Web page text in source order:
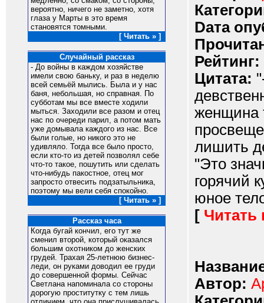
вероятно, ничего не заметно, хотя
глаза у Марты в это время
становятся томными.
[ Читать » ]
Случайный рассказ
- До войны в каждом хозяйстве
имели свою баньку, и раз в неделю
всей семьёй мылись. Была и у нас
баня, небольшая, но справная. По
субботам мы все вместе ходили
мыться. Заходили все разом и отец
нас по очереди парил, а потом мать
уже домывала каждого из нас. Все
были голые, но никого это не
удивляло. Тогда все было просто,
если кто-то из детей позволял себе
что-то такое, пошутить или сделать
что-нибудь пакостное, отец мог
запросто отвесить подзатыльника,
поэтому мы вели себя спокойно.
[ Читать » ]
Рассказ часа
Когда бугай кончил, его тут же
сменил второй, который оказался
большим охотником до женских
грудей. Трахая 25-летнюю бизнес-
леди, он руками доводил ее груди
до совершенной формы. Сейчас
Светлана напоминала со стороны
дорогую проститутку с тем лишь
Dата
Рейтинг:
Цитата:
женщина
лишить
"Это
горячий
юное
[ Читать
Автор: